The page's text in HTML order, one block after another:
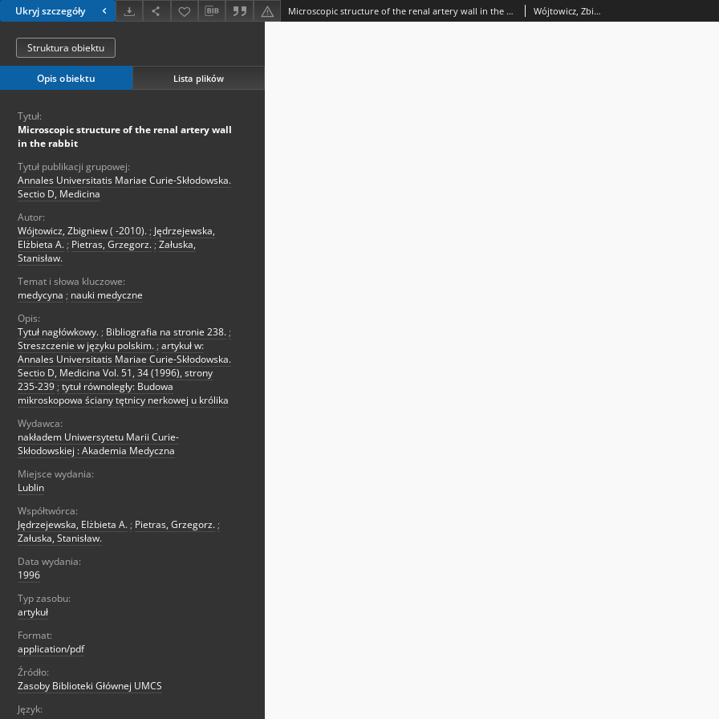
Ukryj szczegóły Microscopic structure of the renal artery wall in the rabbit Wójtowicz, Zbigniew ( -2010).; Jędrzejewska, Elżbieta A.; Pietras, Grzegorz.; Załuska, Stanisław.
Struktura obiektu
Opis obiektu Lista plików
Tytuł:
Microscopic structure of the renal artery wall
in the rabbit
Tytuł publikacji grupowej:
Annales Universitatis Mariae Curie-Skłodowska.
Sectio D, Medicina
Autor:
Wójtowicz, Zbigniew ( -2010). ; Jędrzejewska,
Elżbieta A. ; Pietras, Grzegorz. ; Załuska,
Stanisław.
Temat i słowa kluczowe:
medycyna ; nauki medyczne
Opis:
Tytuł nagłówkowy. ; Bibliografia na stronie 238. ;
Streszczenie w języku polskim. ; artykuł w:
Annales Universitatis Mariae Curie-Skłodowska.
Sectio D, Medicina Vol. 51, 34 (1996), strony
235-239 ; tytuł równoległy: Budowa
mikroskopowa ściany tętnicy nerkowej u królika
Wydawca:
nakładem Uniwersytetu Marii Curie-
Skłodowskiej : Akademia Medyczna
Miejsce wydania:
Lublin
Współtwórca:
Jędrzejewska, Elżbieta A. ; Pietras, Grzegorz. ;
Załuska, Stanisław.
Data wydania:
1996
Typ zasobu:
artykuł
Format:
application/pdf
Źródło:
Zasoby Biblioteki Głównej UMCS
Język: